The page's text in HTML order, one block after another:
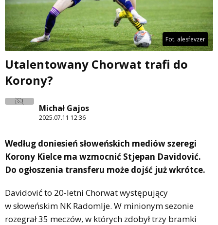
Fot. alesfevzer
Utalentowany Chorwat trafi do
Korony?
Michał Gajos
2025.07.11 12:36
Według doniesień słoweńskich mediów szeregi
Korony Kielce ma wzmocnić Stjepan Davidović.
Do ogłoszenia transferu może dojść już wkrótce.
Davidović to 20-letni Chorwat występujący
w słoweńskim NK Radomlje. W minionym sezonie
rozegrał 35 meczów, w których zdobył trzy bramki